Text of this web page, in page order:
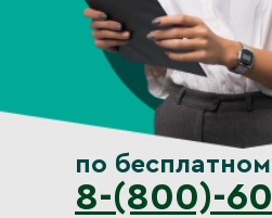
по
8-(800)-